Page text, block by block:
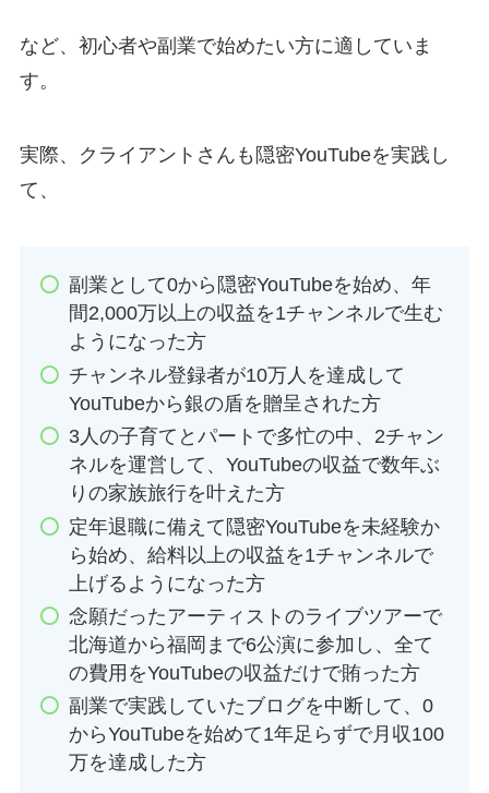
など、初心者や副業で始めたい方に適していま
す。
実際、クライアントさんも隠密YouTubeを実践し
て、
副業として0から隠密YouTubeを始め、年
間2,000万以上の収益を1チャンネルで生む
ようになった方
チャンネル登録者が10万人を達成して
YouTubeから銀の盾を贈呈された方
3人の子育てとパートで多忙の中、2チャン
ネルを運営して、YouTubeの収益で数年ぶ
りの家族旅行を叶えた方
定年退職に備えて隠密YouTubeを未経験か
ら始め、給料以上の収益を1チャンネルで
上げるようになった方
念願だったアーティストのライブツアーで
北海道から福岡まで6公演に参加し、全て
の費用をYouTubeの収益だけで賄った方
副業で実践していたブログを中断して、0
からYouTubeを始めて1年足らずで月収100
万を達成した方